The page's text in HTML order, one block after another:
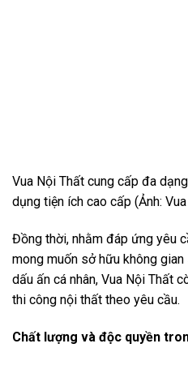
Vua Nội Thất cung cấp đa
dụng tiện ích cao cấp (Ảnh:
Đồng thời, nhằm đáp ứng yêu
mong muốn sở hữu không
dấu ấn cá nhân, Vua Nội Thất
thi công nội thất theo yêu cầu.
Chất lượng và độc quyền